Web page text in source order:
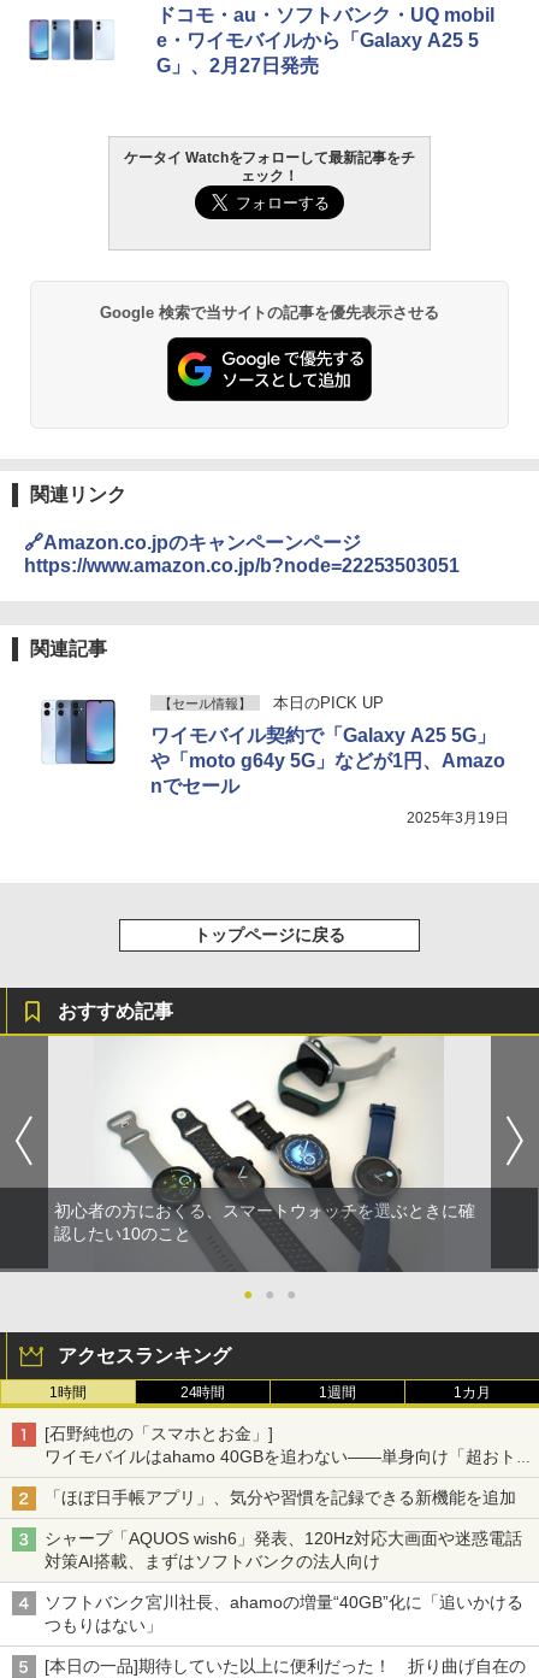
ドコモ・au・ソフトバンク・UQ mobil
e・ワイモバイルから「Galaxy A25 5
G」、2月27日発売
ケータイ Watchをフォローして最新記事をチ
ェック！
Google 検索で当サイトの記事を優先表示させる
関連リンク
🔗Amazon.co.jpのキャンペーンページ
https://www.amazon.co.jp/b?node=22253503051
関連記事
【セール情報】 本日のPICK UP
ワイモバイル契約で「Galaxy A25 5G」
や「moto g64y 5G」などが1円、Amazo
nでセール
2025年3月19日
トップページに戻る
おすすめ記事
初心者の方におくる、スマートウォッチを選ぶときに確
認したい10のこと
● ● ●
アクセスランキング
1時間 24時間 1週間 1カ月
[石野純也の「スマホとお金」]
ワイモバイルはahamo 40GBを追わない――単身向け「超おトク
割」の安さと1年限定の注意点
「ほぼ日手帳アプリ」、気分や習慣を記録できる新機能を追加
シャープ「AQUOS wish6」発表、120Hz対応大画面や迷惑電話
対策AI搭載、まずはソフトバンクの法人向け
ソフトバンク宮川社長、ahamoの増量“40GB”化に「追いかける
つもりはない」
[本日の一品]期待していた以上に便利だった！ 折り曲げ自在の